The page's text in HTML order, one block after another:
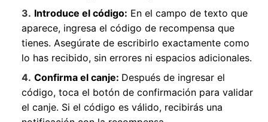
Introduce el código: En el campo de texto que
aparece, ingresa el código de recompensa que
tienes. Asegúrate de escribirlo exactamente como
lo has recibido, sin errores ni espacios adicionales.
Confirma el canje: Después de ingresar el
código, toca el botón de confirmación para validar
el canje. Si el código es válido, recibirás una